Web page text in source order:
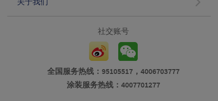
社交账号
全国服务热线：95105517，4006703777
涂装服务热线：4007701277